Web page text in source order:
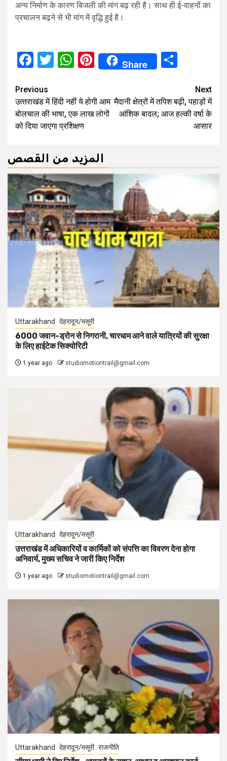
अन्य निर्माण के कारण बिजली की मांग बढ़ रही है। साथ ही ई-वाहनों का
प्रचालन बढ़ने से भी मांग में वृद्धि हुई है।
Facebook
Twitter
WhatsApp
Pinterest
Share
Continue
Reading
Previous
उत्‍तराखंड में हिंदी नहीं ये होगी आम
बोलचाल की भाषा, एक लाख लोगों
को दिया जाएगा प्रशिक्षण
Next
मैदानी क्षेत्रों में तपिश बढ़ी, पहाड़ों में
आंशिक बादल; आज हल्की वर्षा के
आसार
المزيد من القصص
Uttarakhand देहरादून/मसूरी
6000 जवान-ड्रोन से निगरानी, चारधाम आने वाले यात्रियों की सुरक्षा
के लिए हाईटेक सिक्योरिटी
1 year ago studiomotiontrail@gmail.com
Uttarakhand देहरादून/मसूरी
उत्तराखंड में अधिकारियों व कार्मिकों को संपत्ति का विवरण देना होगा
अनिवार्य, मुख्य सचिव ने जारी किए निर्देश
1 year ago studiomotiontrail@gmail.com
Uttarakhand देहरादून/मसूरी राजनीति